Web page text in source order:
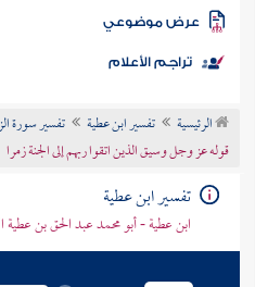
الكتب
موضوعي
تراجم الأعلام
الرئيسية تفسير ابن عطية
تفسير سورة
قوله عز وجل وسيق الذين اتقوا ربهم إلى الجنة زمرا
تفسير ابن عطية
ابن عطية - أبو محمد عبد الحق بن عطية